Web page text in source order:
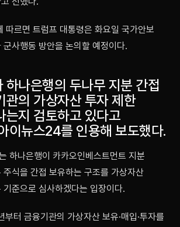
따르면 트럼프 대통령은 화요일 국가안보
사행동 방안을 논의할 예정이다.
하나은행의 두나무 지분 간접
관의 가상자산 투자 제한
는지 검토하고 있다고
이뉴스24를 인용해 보도했다.
하나은행이 카카오인베스트먼트 지분
주식을 간접 보유하는 구조를 가상자산
준으로 심사하겠다는 입장이다.
터 금융기관의 가상자산 보유·매입·투자를